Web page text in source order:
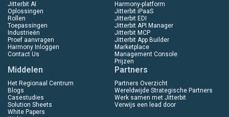
Jitterbit AI
Oplossingen
Rollen
Toepassingen
Industrieën
Proef aanvragen
Harmony Inloggen
Contact Us
Harmony-platform
Jitterbit iPaaS
Jitterbit EDI
Jitterbit API Manager
Jitterbit MCP
Jitterbit App Builder
Marketplace
Management Console
Prijzen
Middelen
Het Regionaal Centrum
Blogs
Casestudies
Solution Sheets
White Papers
Partners
Partners Overzicht
Wereldwijde Strategische Partners
Werk samen met Jitterbit
Verwijs een lead door